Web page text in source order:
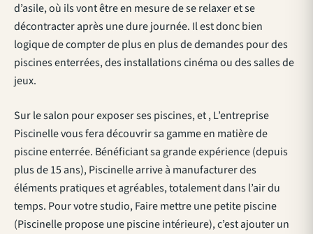
d’asile, où ils vont être en mesure de se relaxer et se
décontracter après une dure journée. Il est donc bien
logique de compter de plus en plus de demandes pour des
piscines enterrées, des installations cinéma ou des salles de
jeux.
Sur le salon pour exposer ses piscines, et , L’entreprise
Piscinelle vous fera découvrir sa gamme en matière de
piscine enterrée. Bénéficiant sa grande expérience (depuis
plus de 15 ans), Piscinelle arrive à manufacturer des
éléments pratiques et agréables, totalement dans l’air du
temps. Pour votre studio, Faire mettre une petite piscine
(Piscinelle propose une piscine intérieure), c’est ajouter un